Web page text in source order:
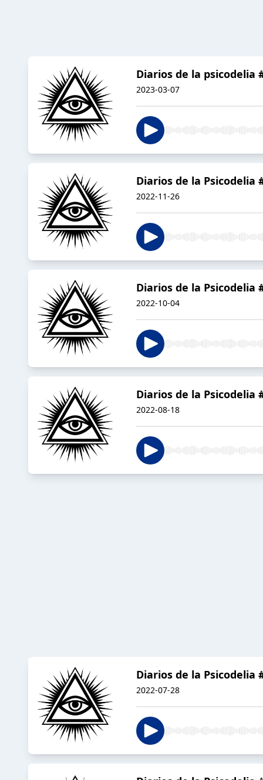
Diarios de la psicodelia
2023-03-07
Diarios de la Psicodelia
2022-11-26
Diarios de la Psicodelia
2022-10-04
Diarios de la
2022-08-18
Diarios de la Psicodelia
2022-07-28